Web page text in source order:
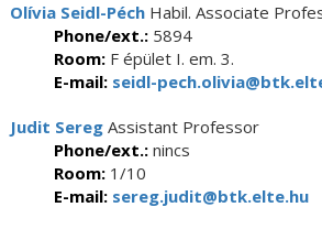
Olívia Seidl-Péch Habil. Associate
Phone/ext.: 5894
Room: F épület I. em. 3.
E-mail: seidl-
Judit Sereg Assistant Professor
Phone/ext.: nincs
Room: 1/10
E-mail: sereg.judit@btk.elte.hu